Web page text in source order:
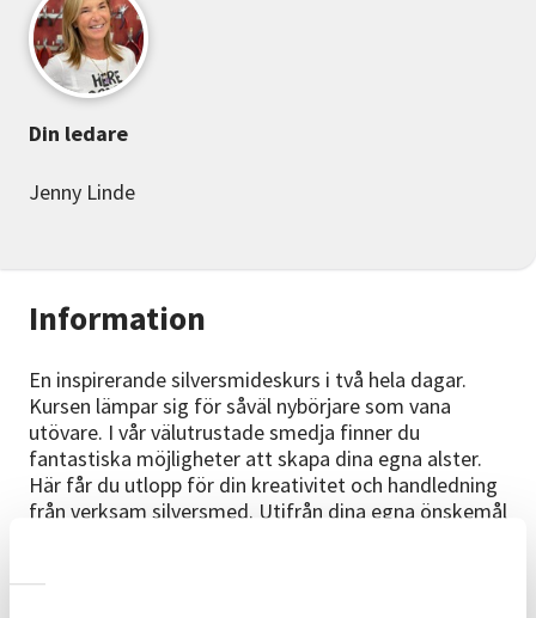
Information
En inspirerande silversmideskurs i två hela dagar.
Kursen lämpar sig för såväl nybörjare som vana
utövare. I vår välutrustade smedja finner du
fantastiska möjligheter att skapa dina egna alster.
Här får du utlopp för din kreativitet och handledning
från verksam silversmed. Utifrån dina egna önskemål
Din ledare
Jenny Linde